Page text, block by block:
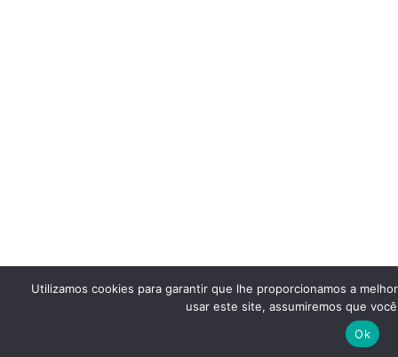
Utilizamos cookies para garantir que lhe proporcionamos a
usar este site, assumiremos que
Ok